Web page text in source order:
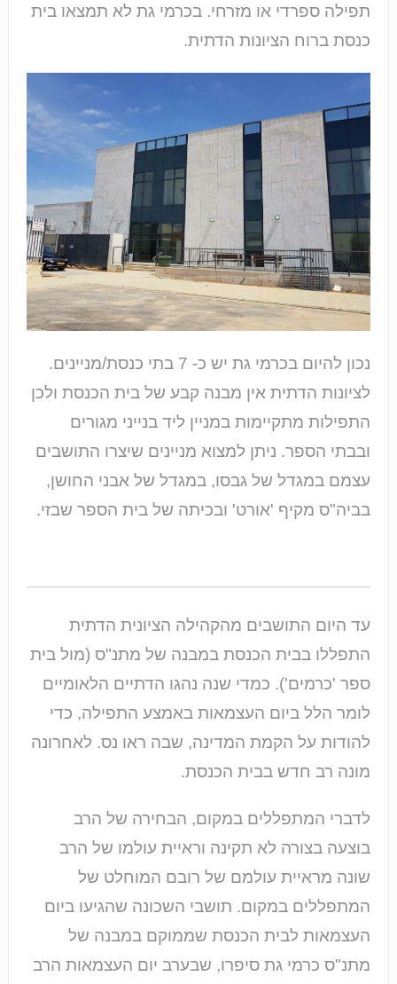
תפילה ספרדי או מזרחי. בכרמי גת לא תמצאו בית
כנסת ברוח הציונות הדתית.
נכון להיום בכרמי גת יש כ- 7 בתי כנסת/מניינים.
לציונות הדתית אין מבנה קבע של בית הכנסת ולכן
התפילות מתקיימות במניין ליד בנייני מגורים
ובבתי הספר. ניתן למצוא מניינים שיצרו התושבים
עצמם במגדל של גבסו, במגדל של אבני החושן,
בביה"ס מקיף 'אורט' ובכיתה של בית הספר שבזי.
עד היום התושבים מהקהילה הציונית הדתית
התפללו בבית הכנסת במבנה של מתנ"ס (מול בית
ספר 'כרמים'). כמדי שנה נהגו הדתיים הלאומיים
לומר הלל ביום העצמאות באמצע התפילה, כדי
להודות על הקמת המדינה, שבה ראו נס. לאחרונה
מונה רב חדש בבית הכנסת.
לדברי המתפללים במקום, הבחירה של הרב
בוצעה בצורה לא תקינה וראיית עולמו של הרב
שונה מראיית עולמם של רובם המוחלט של
המתפללים במקום. תושבי השכונה שהגיעו ביום
העצמאות לבית הכנסת שממוקם במבנה של
מתנ"ס כרמי גת סיפרו, שבערב יום העצמאות הרב